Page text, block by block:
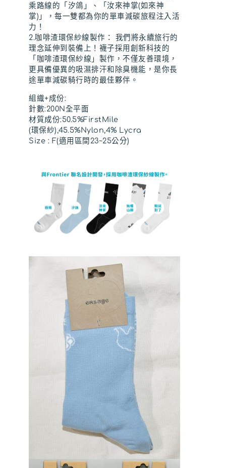
乘路線的「汐鴿」、「汝來神掌(如來神
掌)」，每一雙都為你的單車減碳旅程注入活
力！
2.咖啡渣環保紗線製作： 我們將永續旅行的
理念延伸到裝備上！襪子採用創新科技的
「咖啡渣環保紗線」製作，不僅友善環境，
更具備優異的吸濕排汗和除臭機能，是你長
途單車減碳騎行時的最佳夥伴。
組織+成份:
針數:200N全平面
材質成份:50.5%FirstMile
(環保紗),45.5%Nylon,4% Lycra
Size : F(適用區間23~25公分)